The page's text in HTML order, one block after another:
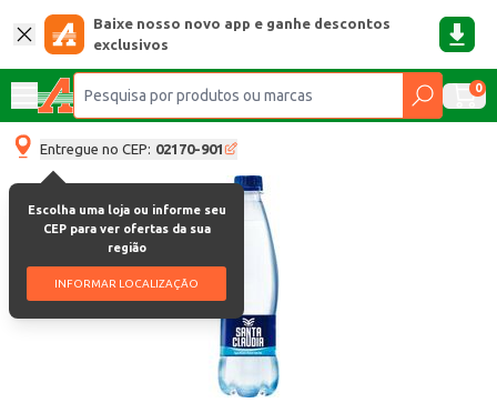
Baixe nosso novo app e ganhe descontos
exclusivos
0
Entregue no CEP: 02170-901
Escolha uma loja ou informe seu
CEP para ver ofertas da sua
região
INFORMAR LOCALIZAÇÃO